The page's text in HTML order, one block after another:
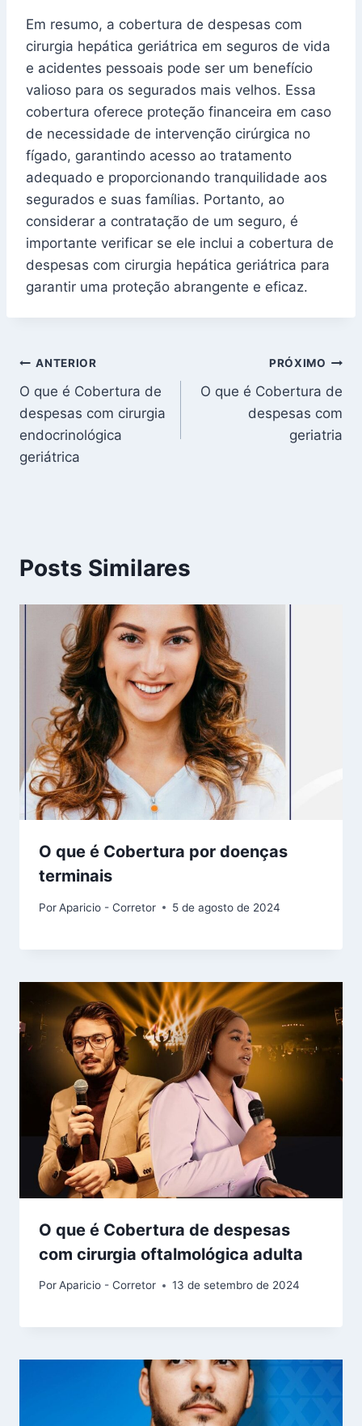
Em resumo, a cobertura de despesas com
cirurgia hepática geriátrica em seguros de vida
e acidentes pessoais pode ser um benefício
valioso para os segurados mais velhos. Essa
cobertura oferece proteção financeira em caso
de necessidade de intervenção cirúrgica no
fígado, garantindo acesso ao tratamento
adequado e proporcionando tranquilidade aos
segurados e suas famílias. Portanto, ao
considerar a contratação de um seguro, é
importante verificar se ele inclui a cobertura de
despesas com cirurgia hepática geriátrica para
garantir uma proteção abrangente e eficaz.
Navegação
de
Post
ANTERIOR
O que é Cobertura de
despesas com cirurgia
endocrinológica
geriátrica
PRÓXIMO
O que é Cobertura de
despesas com
geriatria
Posts Similares
O que é Cobertura por doenças
terminais
PorAparicio - Corretor 5 de agosto de 2024
O que é Cobertura de despesas
com cirurgia oftalmológica adulta
PorAparicio - Corretor 13 de setembro de 2024